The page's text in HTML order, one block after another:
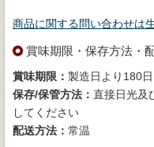
商品に関する問い合わせは
賞味期限・保存方法・
賞味期限： 製造日より180日
保存/保管方法： 直接日光及
してください
配送方法： 常温